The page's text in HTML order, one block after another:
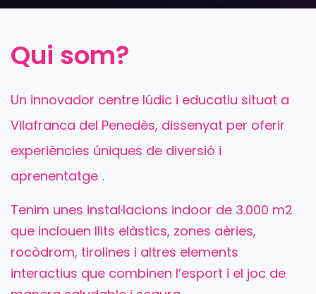
Qui som?
Un innovador centre lúdic i educatiu situat a
Vilafranca del Penedès, dissenyat per oferir
experiències úniques de diversió i
aprenentatge .
Tenim unes instal·lacions indoor de 3.000 m2
que inclouen llits elàstics, zones aèries,
rocòdrom, tirolines i altres elements
interactius que combinen l’esport i el joc de